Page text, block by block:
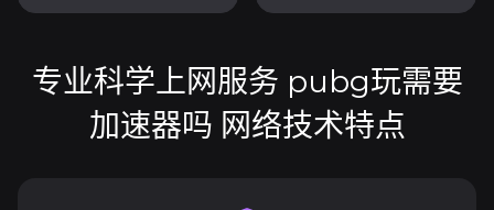
专业科学上网服务 pubg玩需要
加速器吗 网络技术特点